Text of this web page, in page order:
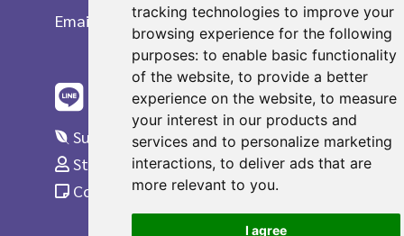
tracking technologies to improve your
browsing experience for the following
purposes:to enable basic functionality
of the website,to provide a better
experience on the website,to measure
your interest in our products and
services and to personalize marketing
interactions,to deliver ads that are
more relevant to you.
I agree
Email
Suggestions
Staff Only
Complaint